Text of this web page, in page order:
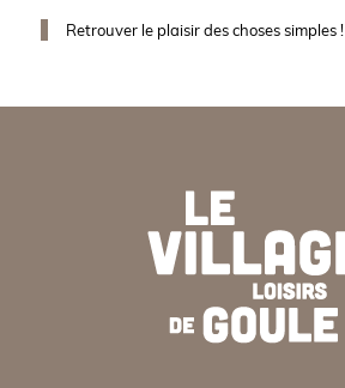
Retrouver le plaisir des choses simples !